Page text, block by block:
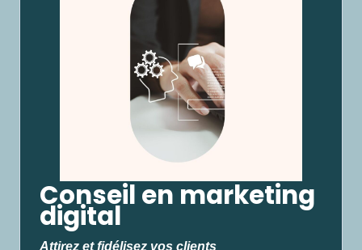
Conseil en marketing
digital
Attirez et fidélisez vos clients